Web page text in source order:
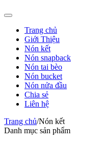
Trang chủ
Giới Thiệu
Nón kết
Nón snapback
Nón tai bèo
Nón bucket
Nón nửa đầu
Chia sẻ
Liên hệ
Trang chủ/Nón kết
Danh mục sản phẩm